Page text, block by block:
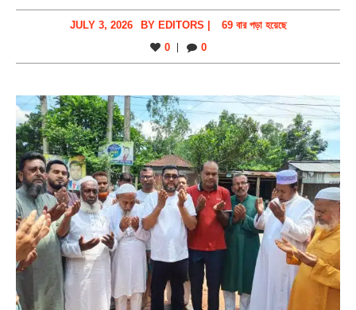
JULY 3, 2026 BY EDITORS |
69 বার পড়া হয়েছে
0
0